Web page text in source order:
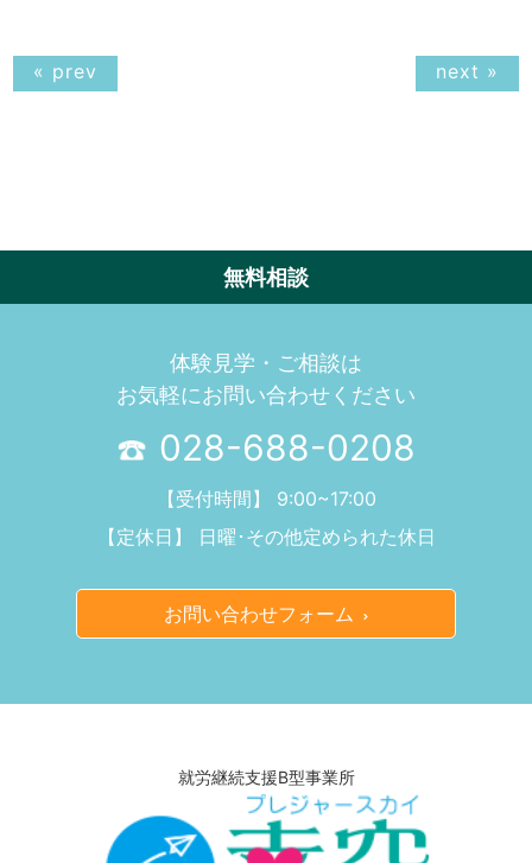
« prev next »
無料相談
体験見学・ご相談は
お気軽にお問い合わせください
028-688-0208
【受付時間】 9:00~17:00
【定休日】 日曜･その他定められた休日
お問い合わせフォーム
就労継続支援B型事業所